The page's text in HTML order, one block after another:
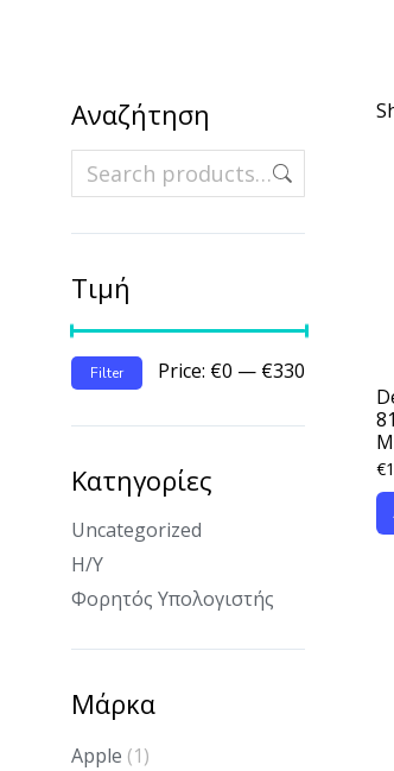
Αναζήτηση
Τιμή
Filter Price: €0 — €330
Κατηγορίες
Uncategorized
Η/Υ
Φορητός Υπολογιστής
Μάρκα
Apple (1)
€